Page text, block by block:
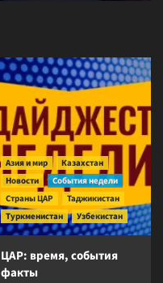
Азия и мир
Казахстан
Новости
События недели
Страны ЦАР
Таджикистан
Туркменистан
Узбекистан
ЦАР: время, события
факты